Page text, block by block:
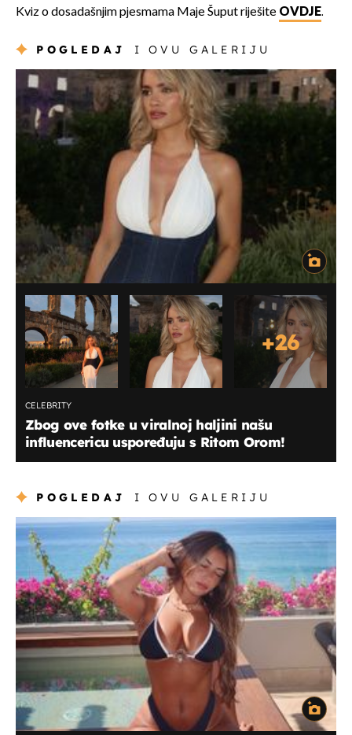
Kviz o dosadašnjim pjesmama Maje Šuput riješite OVDJE.
POGLEDAJ I OVU GALERIJU
+26
CELEBRITY
Zbog ove fotke u viralnoj haljini našu
influencericu uspoređuju s Ritom Orom!
POGLEDAJ I OVU GALERIJU